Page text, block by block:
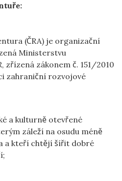
(ČRA) je organizační
Ministerstvu
zřízená zákonem č. 151/2010
zahraniční rozvojové
a kulturně otevřené
záleží na osudu méně
a kteří chtějí šířit dobré